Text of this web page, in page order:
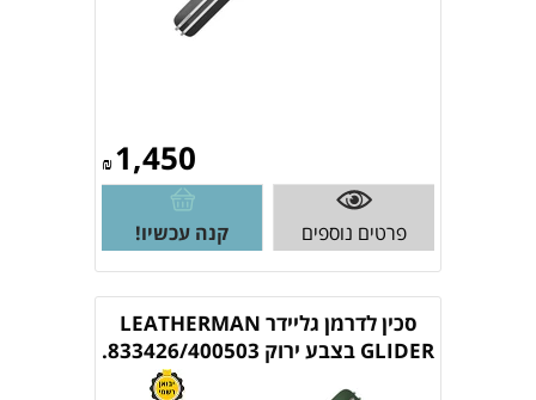
₪1,450
פרטים נוספים קנה עכשיו!
סכין לדרמן גליידר LEATHERMAN
GLIDER בצבע ירוק 833426/400503.